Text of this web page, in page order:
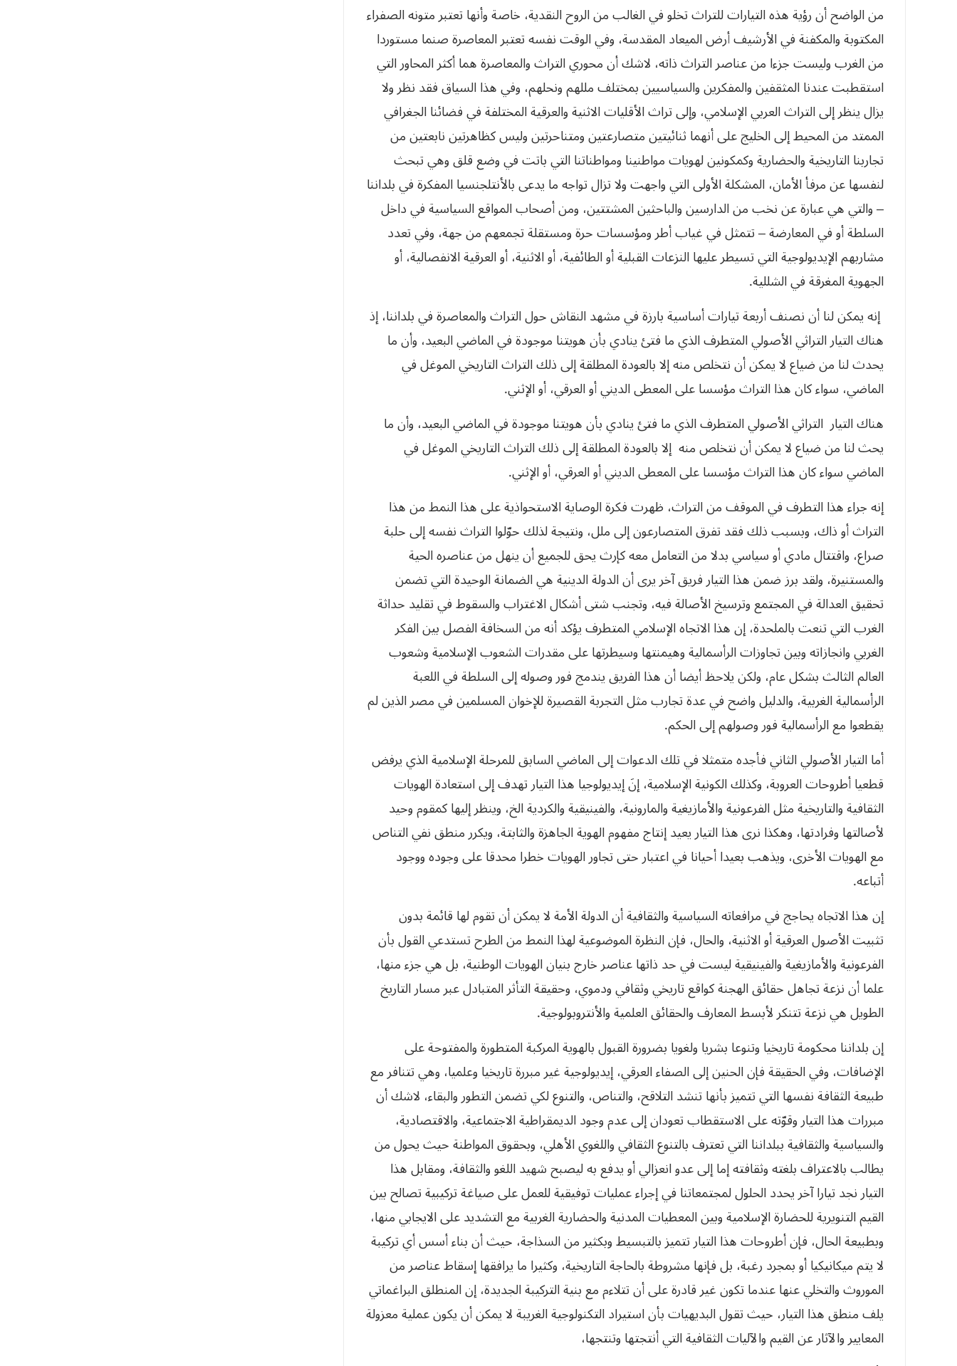
من الواضح أن رؤية هذه التيارات للتراث تخلو في‮ ‬الغالب من الروح النقدية،‮ ‬خاصة وأنها تعتبر متونه الصفراء
المكتوبة والمكفنة في‮ ‬الأرشيف أرض الميعاد المقدسة،‮ ‬وفي‮ ‬الوقت نفسه تعتبر المعاصرة صنما مستوردا
من الغرب وليست جزءا من عناصر التراث ذاته،‮ ‬لاشك أن محوري‮ ‬التراث والمعاصرة هما أكثر المحاور التي‮
‬استقطبت عندنا المثقفين والمفكرين والسياسيين بمختلف مللهم ونحلهم،‮ ‬وفي‮ ‬هذا السياق فقد نظر ولا‮
‬يزال‮ ‬ينظر إلى التراث العربي‮ ‬الإسلامي،‮ ‬وإلى تراث الأقليات الاثنية والعرقية المختلفة في‮ ‬فضائنا الجغرافي‮
‬الممتد من المحيط إلى الخليج على أنهما ثنائيتين متصارعتين ومتناحرتين وليس كظاهرتين نابعتين من
تجاربنا التاريخية والحضارية وكمكونين لهويات مواطنينا ومواطناتنا التي‮ ‬باتت في‮ ‬وضع قلق وهي‮ ‬تبحث
لنفسها عن مرفأ الأمان،‮ ‬المشكلة الأولى التي‮ ‬واجهت ولا تزال تواجه ما‮ ‬يدعى بالأنتلجنسيا المفكرة في‮ ‬بلداننا‮
– ‬والتي‮ ‬هي‮ ‬عبارة عن نخب من الدارسين والباحثين المشتتين،‮ ‬ومن أصحاب المواقع السياسية في‮ ‬داخل
السلطة أو في‮ ‬المعارضة‮ – ‬تتمثل في‮ ‬غياب أطر ومؤسسات حرة ومستقلة تجمعهم من جهة،‮ ‬وفي‮ ‬تعدد
مشاربهم الإيديولوجية التي‮ ‬تسيطر عليها النزعات القبلية أو الطائفية،‮ ‬أو الاثنية،‮ ‬أو العرقية الانفصالية،‮ ‬أو
الجهوية المغرقة في‮ ‬الشللية‮.‬
‭ ‬إنه‮ ‬يمكن لنا أن نصنف أربعة تيارات أساسية بارزة في‮ ‬مشهد النقاش حول التراث والمعاصرة في‮ ‬بلداننا،‮ ‬إذ
‬الماضي،‮ ‬سواء كان هذا التراث مؤسسا على المعطى الديني‮ ‬أو العرقي،‮ ‬أو الإثني‮. ‬
‬هناك التيار‮ ‬التراثي‮ ‬الأصولي‮ ‬المتطرف الذي‮ ‬ما فتئ‮ ‬ينادي‮ ‬بأن هويتنا موجودة في‮ ‬الماضي‮ ‬البعيد،‮ ‬وأن ما‮
‬يحث لنا من ضياع لا‮ ‬يمكن أن نتخلص منه‮ ‬إلا بالعودة المطلقة إلى ذلك التراث التاريخي‮ ‬الموغل في‮
‬الماضي‮ ‬سواء كان هذا التراث مؤسسا على المعطى الديني‮ ‬أو العرقي،‮ ‬أو الإثني‮.‬
إنه جراء هذا التطرف في‮ ‬الموقف من التراث،‮ ‬ظهرت فكرة الوصاية الاستحواذية على هذا النمط من هذا
التراث أو ذاك،‮ ‬وبسبب ذلك فقد تفرق المتصارعون إلى ملل،‮ ‬ونتيجة لذلك حوّلوا التراث نفسه إلى حلبة
صراع،‮ ‬واقتتال مادي‮ ‬أو سياسي‮ ‬بدلا من التعامل معه كإرث‮ ‬يحق للجميع أن‮ ‬ينهل من عناصره الحية
والمستنيرة،‮ ‬ولقد برز ضمن هذا التيار فريق آخر‮ ‬يرى أن الدولة الدينية هي‮ ‬الضمانة الوحيدة التي‮ ‬تضمن
تحقيق العدالة في‮ ‬المجتمع وترسيخ الأصالة فيه،‮ ‬وتجنب شتى أشكال الاغتراب والسقوط في‮ ‬تقليد حداثة
الغرب التي‮ ‬تنعت بالملحدة،‮ ‬إن هذا الاتجاه الإسلامي‮ ‬المتطرف‮ ‬يؤكد أنه من السخافة الفصل بين الفكر
الغربي‮ ‬وانجازاته وبين تجاوزات الرأسمالية وهيمنتها وسيطرتها على مقدرات الشعوب الإسلامية وشعوب
العالم الثالث بشكل عام،‮ ‬ولكن‮ ‬يلاحظ أيضا أن هذا الفريق‮ ‬يندمج فور وصوله إلى السلطة في‮ ‬اللعبة
الرأسمالية الغربية،‮ ‬والدليل واضح في‮ ‬عدة تجارب مثل التجربة القصيرة للإخوان المسلمين في‮ ‬مصر الذين لم‮
‬يقطعوا مع الرأسمالية فور وصولهم إلى الحكم‮. ‬
أما التيار الأصولي‮ ‬الثاني‮ ‬فأجده متمثلا في‮ ‬تلك الدعوات إلى الماضي‮ ‬السابق للمرحلة الإسلامية الذي‮ ‬يرفض
قطعيا أطروحات العروبة،‮ ‬وكذلك الكونية الإسلامية،‮ ‬إنَ‮ ‬إيديولوجيا هذا التيار تهدف إلى استعادة الهويات
الثقافية والتاريخية مثل الفرعونية والأمازيغية والمارونية،‮ ‬والفينيقية والكردية الخ،‮ ‬وينظر إليها كمقوم وحيد
لأصالتها وفرادتها،‮ ‬وهكذا نرى هذا التيار‮ ‬يعيد إنتاج مفهوم الهوية الجاهزة والثابتة،‮ ‬ويكرر منطق نفي‮ ‬التناص
مع الهويات الأخرى،‮ ‬ويذهب بعيدا أحيانا في‮ ‬اعتبار حتى تجاور الهويات خطرا محدقا على وجوده ووجود
أتباعه‮.‬
إن هذا الاتجاه‮ ‬يحاجج في‮ ‬مرافعاته السياسية والثقافية أن الدولة الأمة لا‮ ‬يمكن أن تقوم لها قائمة بدون
تثبيت الأصول العرقية أو الاثنية،‮ ‬والحال،‮ ‬فإن النظرة الموضوعية لهذا النمط من الطرح تستدعي‮ ‬القول بأن
الفرعونية والأمازيغية والفينيقية ليست في‮ ‬حد ذاتها عناصر خارج بنيان الهويات الوطنية،‮ ‬بل هي‮ ‬جزء منها،‮
‬علما أن نزعة تجاهل حقائق الهجنة كواقع تاريخي‮ ‬وثقافي‮ ‬ودموي،‮ ‬وحقيقة التأثر المتبادل عبر مسار التاريخ
الطويل هي‮ ‬نزعة تتنكر لأبسط المعارف والحقائق العلمية والأنتروبولوجية‮.‬
إن بلداننا محكومة تاريخيا وتنوعا بشريا ولغويا بضرورة القبول بالهوية المركبة المتطورة والمفتوحة على
الإضافات،‮ ‬وفي‮ ‬الحقيقة فإن الحنين إلى الصفاء العرقي،‮ ‬إيديولوجية‮ ‬غير مبررة تاريخيا وعلميا،‮ ‬وهي‮ ‬تتنافر مع
طبيعة الثقافة نفسها التي‮ ‬تتميز بأنها تنشد التلاقح،‮ ‬والتناص،‮ ‬والتنوع لكي‮ ‬تضمن التطور والبقاء،‮ ‬لاشك أن
مبررات هذا التيار وقوّته على الاستقطاب تعودان إلى عدم وجود الديمقراطية الاجتماعية،‮ ‬والاقتصادية،‮
‬والسياسية والثقافية ببلداننا التي‮ ‬تعترف بالتنوع الثقافي‮ ‬واللغوي‮ ‬الأهلي،‮ ‬وبحقوق المواطنة حيث‮ ‬يحول من‮
‬يطالب بالاعتراف بلغته وثقافته إما إلى عدو انعزالي‮ ‬أو‮ ‬يدفع به ليصبح شهيد اللغو والثقافة،‮ ‬ومقابل هذا
التيار نجد تيارا آخر‮ ‬يحدد الحلول لمجتمعاتنا في‮ ‬إجراء عمليات توفيقية للعمل على صياغة تركيبية تصالح بين
القيم التنويرية للحضارة الإسلامية وبين المعطيات المدنية والحضارية الغربية مع التشديد على الايجابي‮ ‬منها،‮
‬وبطبيعة الحال،‮ ‬فإن أطروحات هذا التيار تتميز بالتبسيط وبكثير من السذاجة،‮ ‬حيث أن بناء أسس أي‮ ‬تركيبة
لا‮ ‬يتم ميكانيكيا أو بمجرد رغبة،‮ ‬بل فإنها مشروطة بالحاجة التاريخية،‮ ‬وكثيرا ما‮ ‬يرافقها إسقاط عناصر من
الموروث والتخلي‮ ‬عنها عندما تكون‮ ‬غير قادرة على أن تتلاءم مع بنية التركيبة الجديدة،‮ ‬إن المنطلق البراغماتي‮
‬يلف منطق هذا التيار،‮ ‬حيث تقول البديهيات بأن استيراد التكنولوجية الغريبة لا‮ ‬يمكن أن‮ ‬يكون عملية معزولة
المعايير والآثار عن القيم والآليات الثقافية التي‮ ‬أنتجتها وتنتجها،